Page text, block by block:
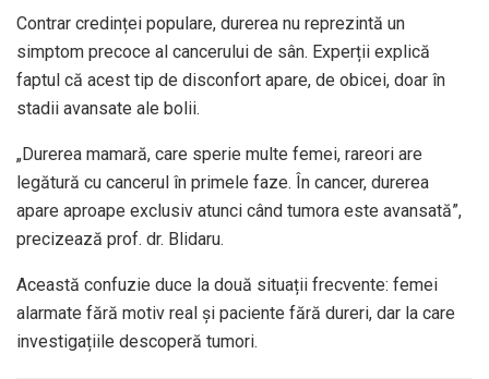
Contrar credinței populare, durerea nu reprezintă un
simptom precoce al cancerului de sân. Experții explică
faptul că acest tip de disconfort apare, de obicei, doar în
stadii avansate ale bolii.
„Durerea mamară, care sperie multe femei, rareori are
legătură cu cancerul în primele faze. În cancer, durerea
apare aproape exclusiv atunci când tumora este avansată”,
precizează prof. dr. Blidaru.
Această confuzie duce la două situații frecvente: femei
alarmate fără motiv real și paciente fără dureri, dar la care
investigațiile descoperă tumori.